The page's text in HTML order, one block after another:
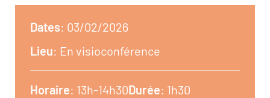
Dates: 03/02/2026
Lieu: En visioconférence
Horaire: 13h-14h30Durée: 1h30